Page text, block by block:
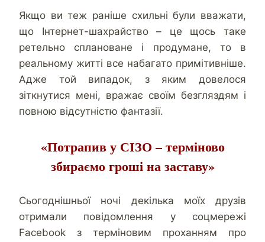
Якщо ви теж раніше схильні були вважати,
що Інтернет-шахрайство – це щось таке
ретельно сплановане і продумане, то в
реальному житті все набагато примітивніше.
Адже той випадок, з яким довелося
зіткнутися мені, вражає своїм безгляздям і
повною відсутністю фантазії.
«Потрапив у СІЗО – терміново
збираємо гроші на заставу»
Сьогоднішньої ночі декілька моїх друзів
отримали повідомлення у соцмережі
Facebook з терміновим проханням про